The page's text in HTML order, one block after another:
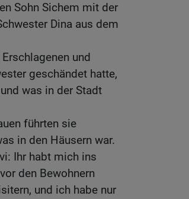
Sohn Sichem mit der
Dina aus dem
und
geschändet hatte,
was in der Stadt
führten sie
in den Häusern war.
Ihr habt mich ins
den Bewohnern
und ich habe nur